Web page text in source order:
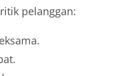
pelanggan: